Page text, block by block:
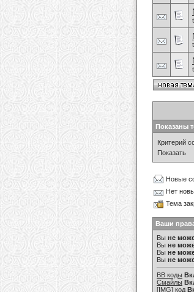
Показаны
Критерий
Показать
Новые
Нет
Тема
Ваши
Вы не
Вы не
Вы не
Вы не
BB коды
Смайлы
[IMG] код